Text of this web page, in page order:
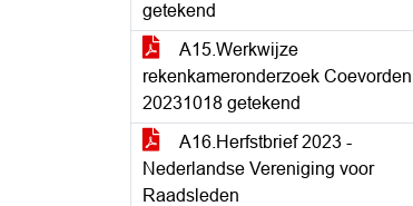
getekend
A15.Werkwijze
rekenkameronderzoek Coevorden
20231018 getekend
A16.Herfstbrief 2023 -
Nederlandse Vereniging voor
Raadsleden